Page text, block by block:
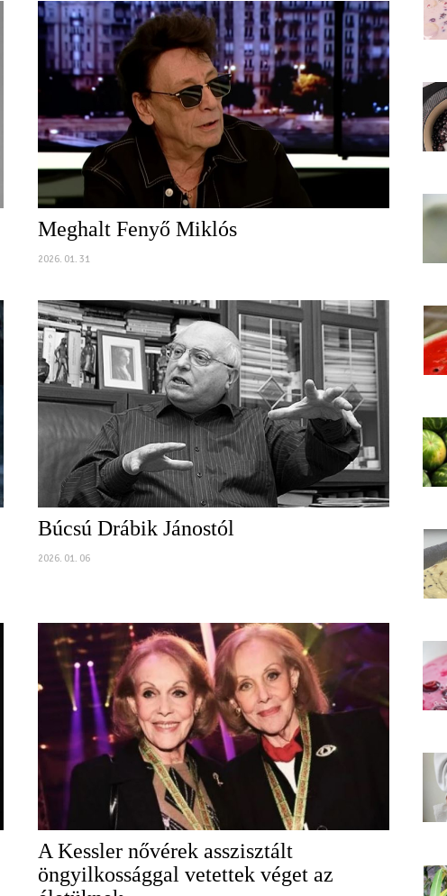
Meghalt Fenyő Miklós
2026. 01. 31
Búcsú Drábik Jánostól
2026. 01. 06
A Kessler nővérek asszisztált
öngyilkossággal vetettek véget az